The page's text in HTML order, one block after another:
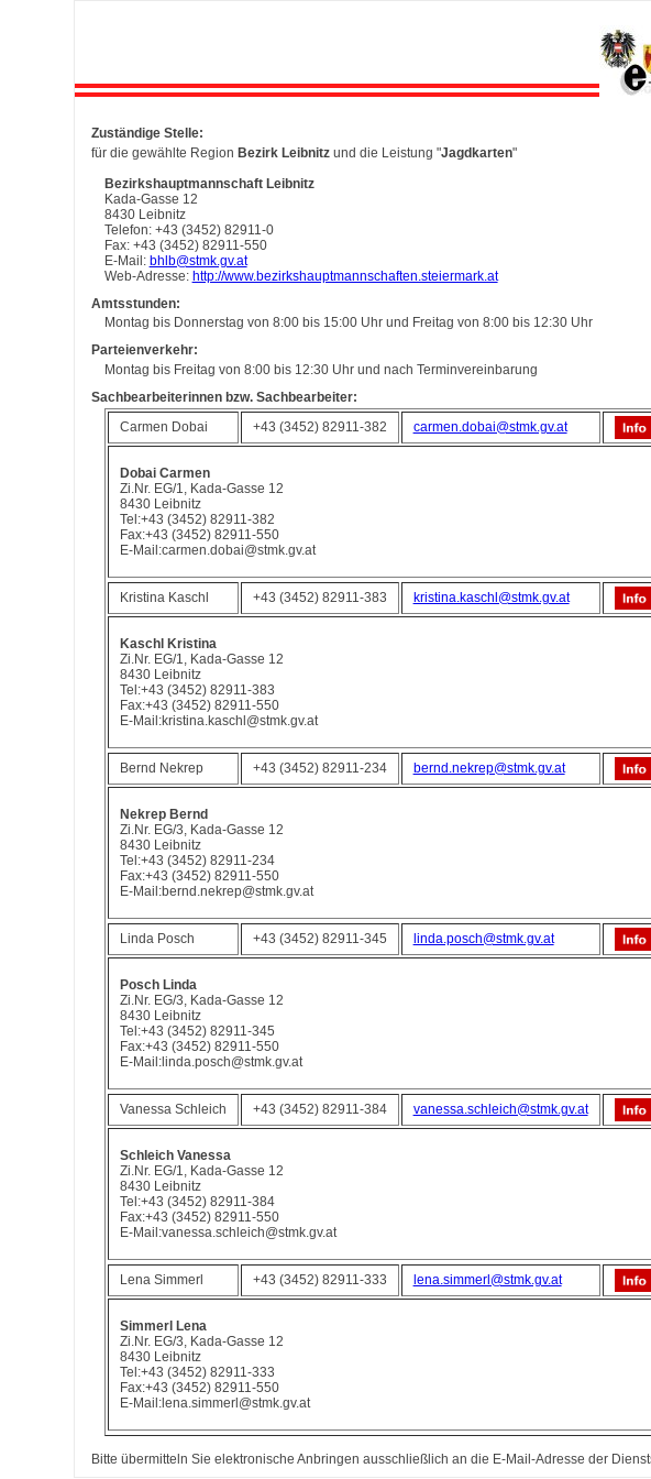
Zuständige Stelle:
für die gewählte Region Bezirk Leibnitzund die Leistung "Jagdkarten"
Bezirkshauptmannschaft Leibnitz
Kada-Gasse 12
8430 Leibnitz
Telefon: +43 (3452) 82911-0
Fax: +43 (3452) 82911-550
E-Mail: bhlb@stmk.gv.at
Web-Adresse: http://www.bezirkshauptmannschaften.steiermark.at
Amtsstunden:
Montag bis Donnerstag von 8:00 bis 15:00 Uhr und Freitag von 8:00 bis 12:30 Uhr
Parteienverkehr:
Montag bis Freitag von 8:00 bis 12:30 Uhr und nach Terminvereinbarung
Sachbearbeiterinnen bzw. Sachbearbeiter:
Carmen Dobai
+43 (3452) 82911-382 carmen.dobai@stmk.gv.at
Dobai Carmen
Zi.Nr. EG/1, Kada-Gasse 12
8430 Leibnitz
Tel:+43 (3452) 82911-382
Fax:+43 (3452) 82911-550
E-Mail:carmen.dobai@stmk.gv.at
Kristina Kaschl +43 (3452) 82911-383 kristina.kaschl@stmk.gv.at
Kaschl Kristina
Zi.Nr. EG/1, Kada-Gasse 12
8430 Leibnitz
Tel:+43 (3452) 82911-383
Fax:+43 (3452) 82911-550
E-Mail:kristina.kaschl@stmk.gv.at
Bernd Nekrep +43 (3452) 82911-234 bernd.nekrep@stmk.gv.at
Nekrep Bernd
Zi.Nr. EG/3, Kada-Gasse 12
8430 Leibnitz
Tel:+43 (3452) 82911-234
Fax:+43 (3452) 82911-550
E-Mail:bernd.nekrep@stmk.gv.at
Linda Posch +43 (3452) 82911-345 linda.posch@stmk.gv.at
Posch Linda
Zi.Nr. EG/3, Kada-Gasse 12
8430 Leibnitz
Tel:+43 (3452) 82911-345
Fax:+43 (3452) 82911-550
E-Mail:linda.posch@stmk.gv.at
Vanessa Schleich +43 (3452) 82911-384 vanessa.schleich@stmk.gv.at
Schleich Vanessa
Zi.Nr. EG/1, Kada-Gasse 12
8430 Leibnitz
Tel:+43 (3452) 82911-384
Fax:+43 (3452) 82911-550
E-Mail:vanessa.schleich@stmk.gv.at
Lena Simmerl +43 (3452) 82911-333 lena.simmerl@stmk.gv.at
Simmerl Lena
Zi.Nr. EG/3, Kada-Gasse 12
8430 Leibnitz
Tel:+43 (3452) 82911-333
Fax:+43 (3452) 82911-550
E-Mail:lena.simmerl@stmk.gv.at
Bitte übermitteln Sie elektronische Anbringen ausschließlich an die E-Mail-Adresse der